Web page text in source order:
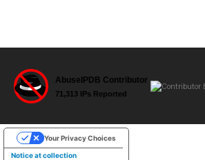
Notice at collection
Your Privacy Choices